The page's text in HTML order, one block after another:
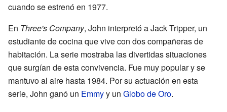
cuando se estrenó en 1977.
En Three's Company, John interpretó a Jack Tripper, un
estudiante de cocina que vive con dos compañeras de
habitación. La serie mostraba las divertidas situaciones
que surgían de esta convivencia. Fue muy popular y se
mantuvo al aire hasta 1984. Por su actuación en esta
serie, John ganó un Emmyy un Globo de Oro.